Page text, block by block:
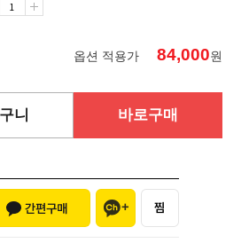
옵션 적용가 84,000원
니 바로구매